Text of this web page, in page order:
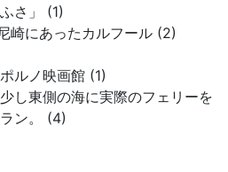
さ」 (1)
崎にあったカルフール (2)
ルノ映画館 (1)
し東側の海に実際のフェリーを
ン。 (4)